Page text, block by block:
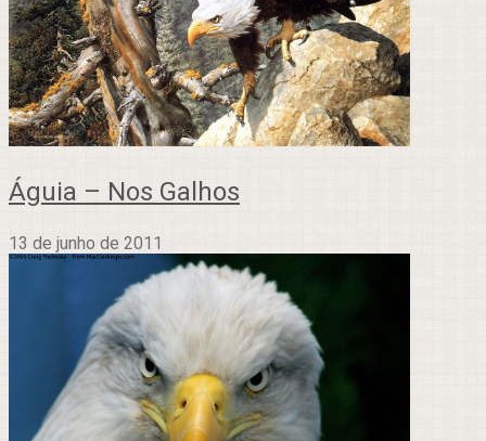
Águia – Nos Galhos
13 de junho de 2011